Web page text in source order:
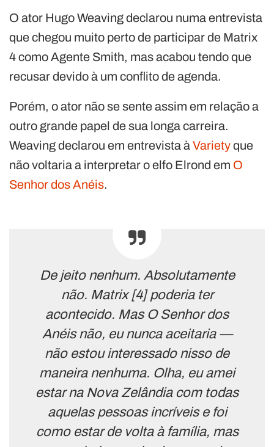
O ator Hugo Weaving declarou numa entrevista
que chegou muito perto de participar de Matrix
4 como Agente Smith, mas acabou tendo que
recusar devido à um conflito de agenda.
Porém, o ator não se sente assim em relação a
outro grande papel de sua longa carreira.
Weaving declarou em entrevista àVarietyque
não voltaria a interpretar o elfo Elrond em O
Senhor dos Anéis.
De jeito nenhum. Absolutamente
não. Matrix [4] poderia ter
acontecido. Mas O Senhor dos
Anéis não, eu nunca aceitaria —
não estou interessado nisso de
maneira nenhuma. Olha, eu amei
estar na Nova Zelândia com todas
aquelas pessoas incríveis e foi
como estar de volta à família, mas